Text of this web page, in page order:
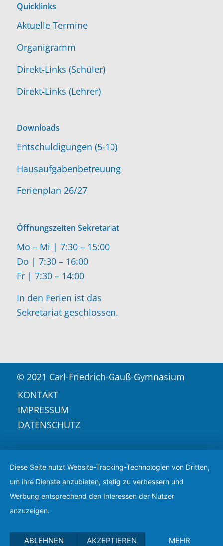
Quicklinks
Aktuelle Termine
Organigramm
Direkt-Links (Schüler)
Direkt-Links (Lehrer)
Downloads
Entschuldigungen (5-10)
Hausaufgabenbetreuung
Ferienplan 26/27
Öffnungszeiten Sekretariat
Mo – Mi | 7:30 – 15:00
Do | 7:30 – 16:00
Fr | 7:30 – 14:00
In den Ferien ist das
Sekretariat geschlossen.
© 2021 Carl-Friedrich-Gauß-Gymnasium
KONTAKT
IMPRESSUM
DATENSCHUTZ
Diese Seite nutzt Website-Tracking-Technologien von Dritten,
um ihre Dienste anzubieten, stetig zu verbessern und
Werbung entsprechend den Interessen der Nutzer
anzuzeigen.
ABLEHNEN AKZEPTIEREN MEHR